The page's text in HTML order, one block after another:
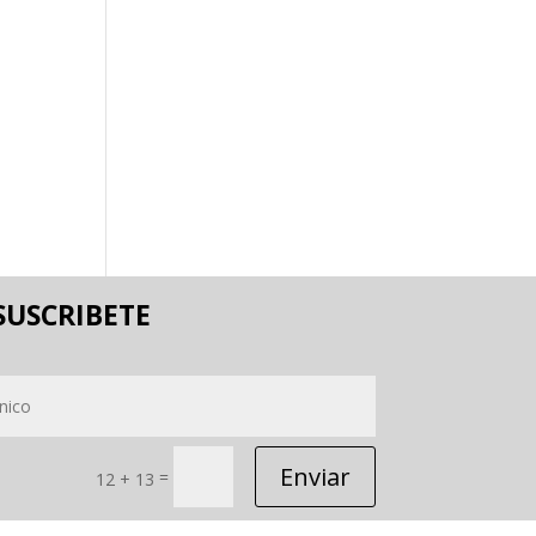
12 + 13 = Enviar